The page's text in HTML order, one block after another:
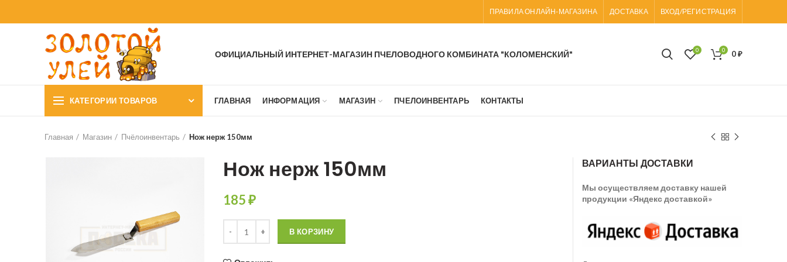
ПРАВИЛА ОНЛАЙН-МАГАЗИНА ДОСТАВКА ВХОД/РЕГИСТРАЦИЯ
ОФИЦИАЛЬНЫЙ ИНТЕРНЕТ-МАГАЗИН ПЧЕЛОВОДНОГО КОМБИНАТА "КОЛОМЕНСКИЙ" 0 0 0₽
КАТЕГОРИИ ТОВАРОВ ГЛАВНАЯ ИНФОРМАЦИЯ МАГАЗИН ПЧЕЛОИНВЕНТАРЬ КОНТАКТЫ
Главная Магазин Пчёлоинвентарь Нож нерж 150мм
Нож нерж 150мм
185₽
В КОРЗИНУ
ВАРИАНТЫ ДОСТАВКИ
Мы осуществляем доставку нашей
продукции «Яндекс доставкой»